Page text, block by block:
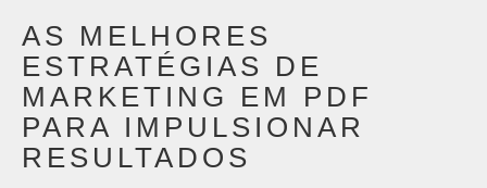
AS MELHORES
ESTRATÉGIAS DE
MARKETING EM PDF
PARA IMPULSIONAR
RESULTADOS